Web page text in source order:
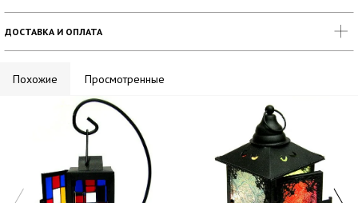
ДОСТАВКА И ОПЛАТА
Похожие Просмотренные